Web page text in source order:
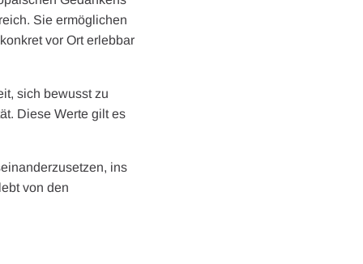
Sie ermöglichen
vor Ort erlebbar
sich bewusst zu
Diese Werte gilt es
ins
von den